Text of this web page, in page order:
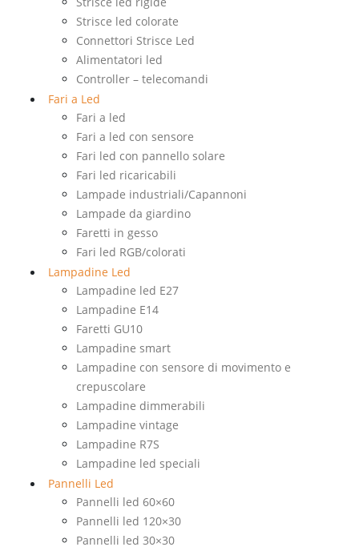
Strisce led colorate
Connettori Strisce Led
Alimentatori led
Controller – telecomandi
Fari a Led
Fari a led
Fari a led con sensore
Fari led con pannello solare
Fari led ricaricabili
Lampade industriali/Capannoni
Lampade da giardino
Faretti in gesso
Fari led RGB/colorati
Lampadine Led
Lampadine led E27
Lampadine E14
Faretti GU10
Lampadine smart
Lampadine con sensore di movimento e
crepuscolare
Lampadine dimmerabili
Lampadine vintage
Lampadine R7S
Lampadine led speciali
Pannelli Led
Pannelli led 60×60
Pannelli led 120×30
Pannelli led 30×30